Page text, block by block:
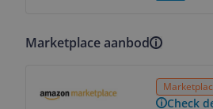
Marketplace aanbod
Check